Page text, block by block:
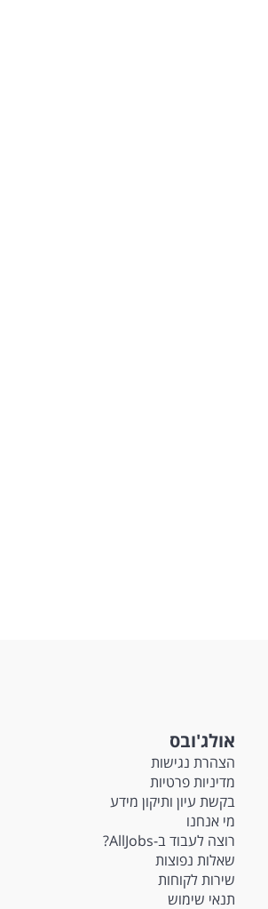
אולג'ובס
הצהרת נגישות
מדיניות פרטיות
בקשת עיון ותיקון מידע
מי אנחנו
רוצה לעבוד ב-AllJobs?
שאלות נפוצות
שירות לקוחות
תנאי שימוש